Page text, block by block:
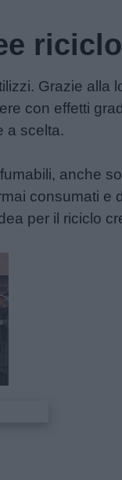
riciclo
Grazie alla
con effetti
a scelta.
anche
consumati e
per il riciclo